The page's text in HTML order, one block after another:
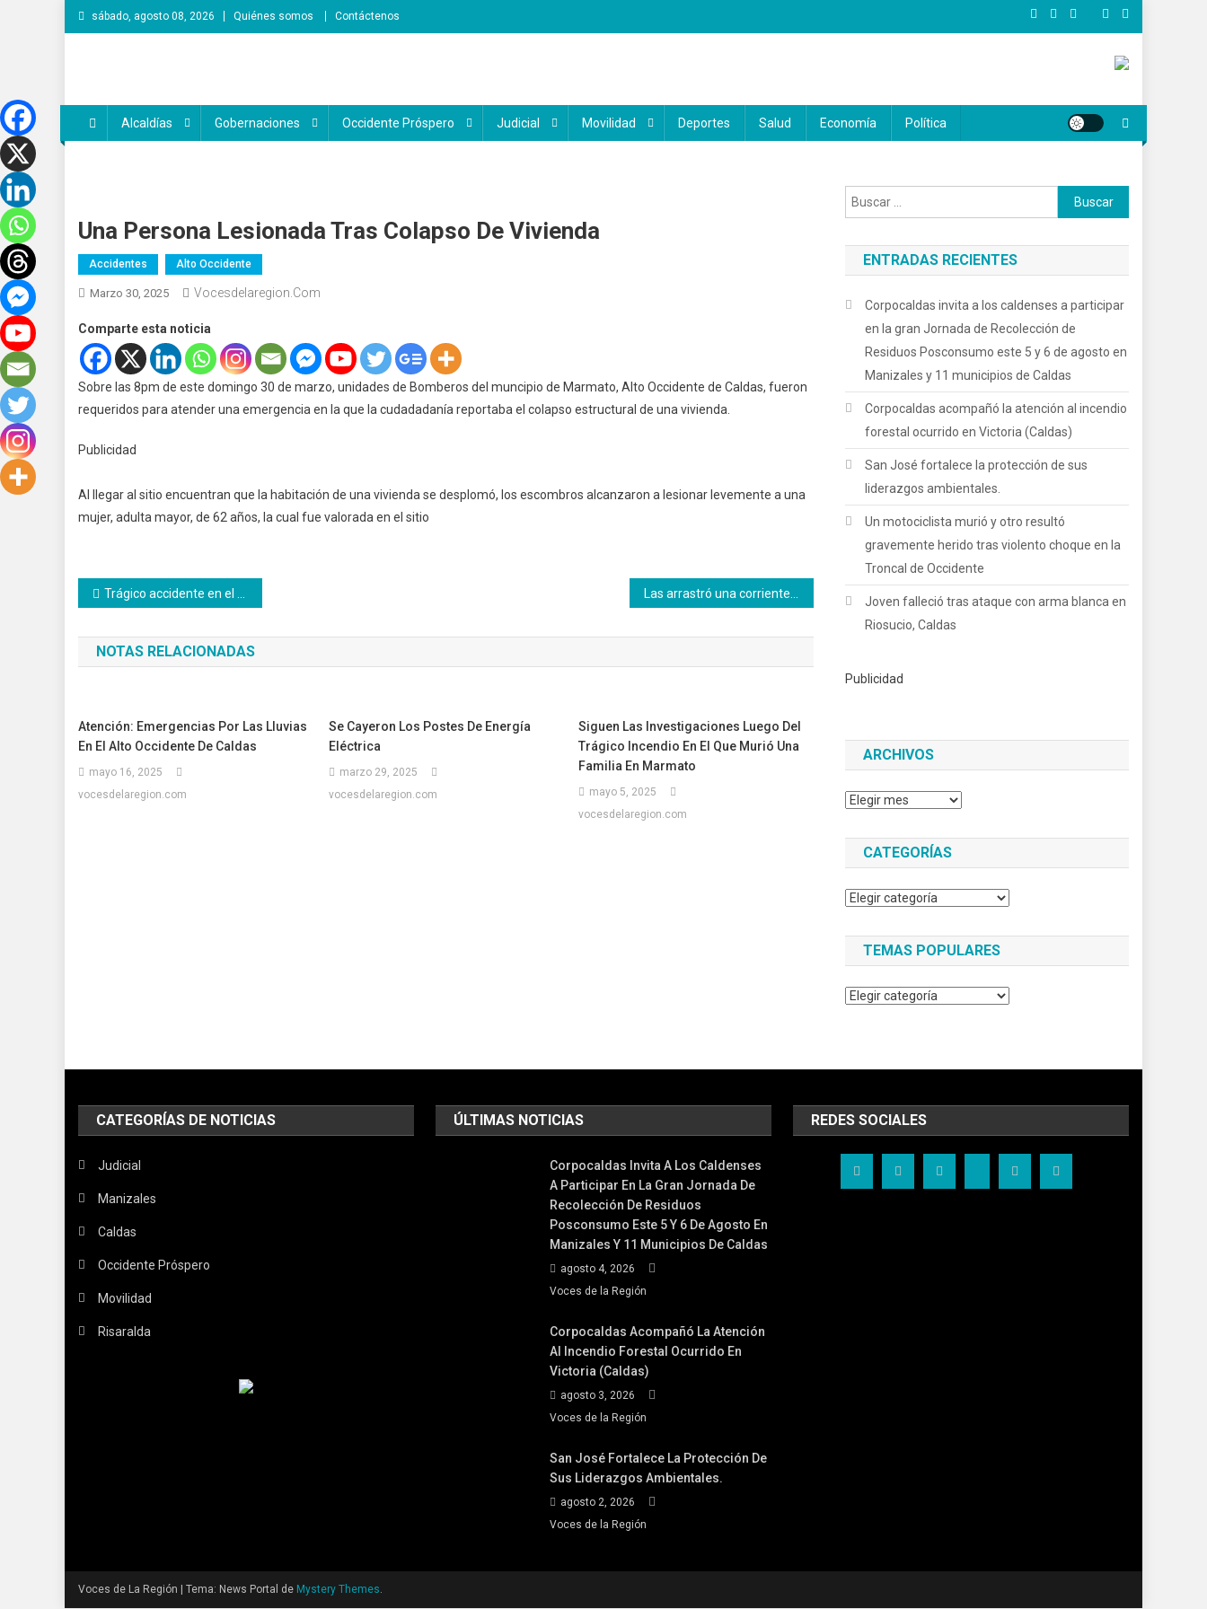
Saltar
al
sábado, agosto 08, 2026 Quiénes somos Contáctenos
Alcaldías Gobernaciones Occidente Próspero Judicial Movilidad Deportes Salud Economía Política
Una Persona Lesionada Tras Colapso De Vivienda
Accidentes Alto Occidente
Marzo 30, 2025 Vocesdelaregion.com
Comparte esta noticia
Sobre las 8pm de este domingo 30 de marzo, unidades de Bomberos del muncipio de Marmato, Alto Occidente de Caldas, fueron
requeridos para atender una emergencia en la que la cudadadanía reportaba el colapso estructural de una vivienda.
Publicidad
Al llegar al sitio encuentran que la habitación de una vivienda se desplomó, los escombros alcanzaron a lesionar levemente a una
mujer, adulta mayor, de 62 años, la cual fue valorada en el sitio
Navegación
de
entradas
Trágico accidente en el Magdalena caldense, 2 muertos y 5 heridos
NOTAS RELACIONADAS
Atención: Emergencias Por Las Lluvias
En El Alto Occidente De Caldas
mayo 16, 2025
vocesdelaregion.com
Se Cayeron Los Postes De Energía
Eléctrica
marzo 29, 2025
vocesdelaregion.com
Siguen Las Investigaciones Luego Del
Trágico Incendio En El Que Murió Una
Familia En Marmato
mayo 5, 2025
vocesdelaregion.com
Buscar:
ENTRADAS RECIENTES
Corpocaldas invita a los caldenses a participar
en la gran Jornada de Recolección de
Residuos Posconsumo este 5 y 6 de agosto en
Manizales y 11 municipios de Caldas
Corpocaldas acompañó la atención al incendio
forestal ocurrido en Victoria (Caldas)
San José fortalece la protección de sus
liderazgos ambientales.
Un motociclista murió y otro resultó
gravemente herido tras violento choque en la
Troncal de Occidente
Joven falleció tras ataque con arma blanca en
Riosucio, Caldas
Publicidad
ARCHIVOS
Archivos
CATEGORÍAS
Categorías
TEMAS POPULARES
Temas
CATEGORÍAS DE NOTICIAS
Judicial
Manizales
Caldas
Occidente Próspero
Movilidad
Risaralda
ÚLTIMAS NOTICIAS
Corpocaldas Invita A Los Caldenses
A Participar En La Gran Jornada De
Recolección De Residuos
Posconsumo Este 5 Y 6 De Agosto En
Manizales Y 11 Municipios De Caldas
agosto 4, 2026
Voces de la Región
Corpocaldas Acompañó La Atención
Al Incendio Forestal Ocurrido En
Victoria (Caldas)
agosto 3, 2026
Voces de la Región
San José Fortalece La Protección De
Sus Liderazgos Ambientales.
agosto 2, 2026
Voces de la Región
REDES SOCIALES
Voces de La Región Tema: News Portal de Mystery Themes.